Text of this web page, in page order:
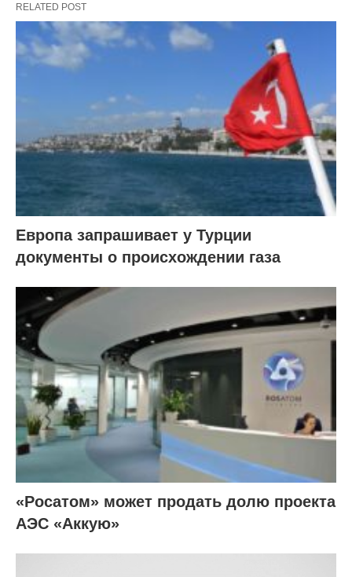
RELATED POST
Европа запрашивает у Турции
документы о происхождении газа
«Росатом» может продать долю проекта
АЭС «Аккую»